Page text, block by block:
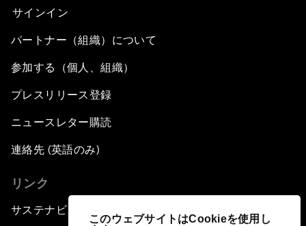
このウェブサイトはCookieを使用し
サインイン
パートナー（組織）について
参加する（個人、組織）
プレスリリース登録
ニュースレター購読
連絡先 (英語のみ)
リンク
サステナビリティへの取り組み